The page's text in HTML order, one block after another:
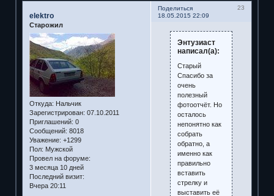
Поделиться
23
18.05.2015 22:09
elektro
Старожил
Откуда: Нальчик
Зарегистрирован: 07.10.2011
Приглашений: 0
Сообщений: 8018
Уважение: +1299
Пол: Мужской
Провел на форуме:
3 месяца 10 дней
Последний визит:
Вчера 20:11
Энтузиаст
написал(а):
Старый
Спасибо за
очень
полезный
фотоотчёт. Но
осталось
непонятно как
собрать
обратно, а
именно как
правильно
вставить
стрелку и
выставить её